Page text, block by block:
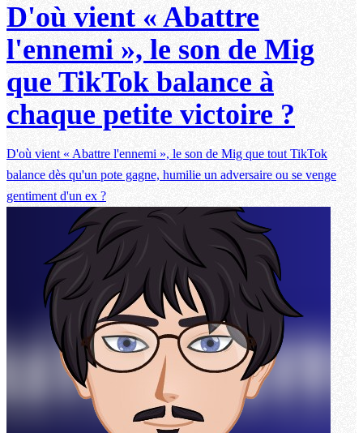
D'où vient « Abattre
l'ennemi », le son de Mig
que TikTok balance à
chaque petite victoire ?
D'où vient « Abattre l'ennemi », le son de Mig que tout TikTok
balance dès qu'un pote gagne, humilie un adversaire ou se venge
gentiment d'un ex ?